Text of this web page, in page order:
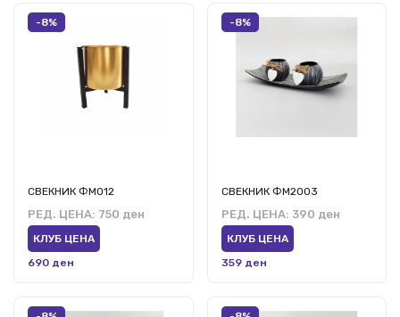
-8%
СВЕКНИК ФМ012
РЕД. ЦЕНА: 750 ден
КЛУБ ЦЕНА
690 ден
-8%
СВЕКНИК ФМ2003
РЕД. ЦЕНА: 390 ден
КЛУБ ЦЕНА
359 ден